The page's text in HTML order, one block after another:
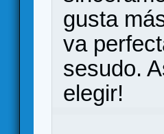
gusta
va
sesudo.
elegir!